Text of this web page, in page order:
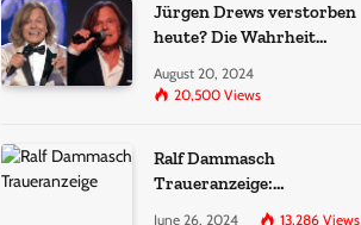
Jürgen Drews verstorben
heute? Die Wahrheit
August 20, 2024
20,500 Views
Ralf Dammasch
Traueranzeige:
Richtigstellung und
June 26, 2024 13,286 Views